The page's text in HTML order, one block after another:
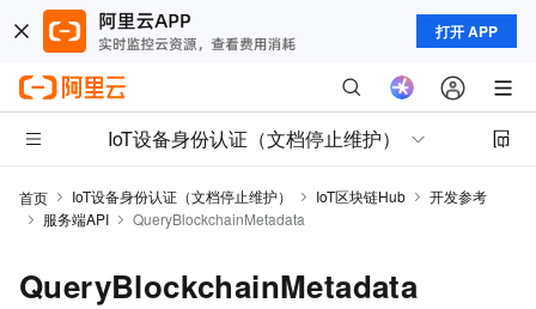
打开 APP
IoT设备身份认证（文档停止维护）
首页 IoT设备身份认证（文档停止维护） IoT区块链Hub
开发参考
服务端API
QueryBlockchainMetadata
QueryBlockchainMetadata